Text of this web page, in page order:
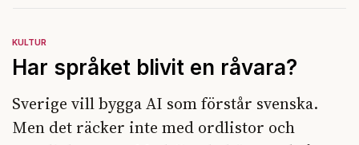
KULTUR
Har språket blivit en råvara?
Sverige vill bygga AI som förstår svenska.
Men det räcker inte med ordlistor och